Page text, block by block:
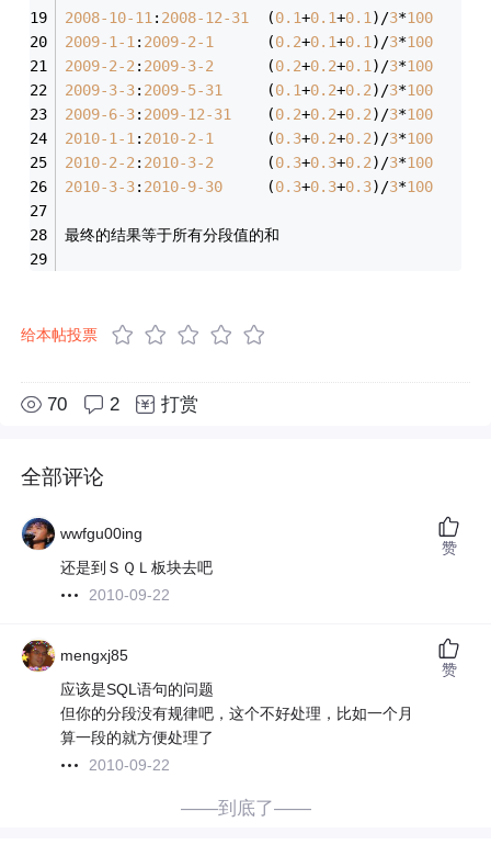
2008-10-11 : 2008-12-31
  (
0.1+0.1+0.1 )/3*100
2009-1 -1 : 2009-2-1
      (
0.2+0.1+0.1 )/3*100
2009-2-2 : 2009-3-2
      (
0.2+0.2+0.1 )/3*100
2009-3-3: 2009-5-31
     (
0.1+0.2+0.2)/3*100
2009-6-3: 2009-12-31
    (
0.2+0.2+0.2)/3*100
2010-1 -1 : 2010-2-1
      (
0.3+0.2+0.2)/3*100
2010-2-2 : 2010-3-2
      (
0.3+0.3+0.2)/3*100
2010-3-3: 2010-9-30
     (
0.3+0.3+0.3)/3*100
最终的结果等于所有分段值的和
给本帖投票
70 2 打赏
全部评论
wwfgu00ing
还是到ＳＱＬ板块去吧
2010-09-22
赞
mengxj85
应该是SQL语句的问题
但你的分段没有规律吧，这个不好处理，比如一个月
算一段的就方便处理了
2010-09-22
赞
——到底了——